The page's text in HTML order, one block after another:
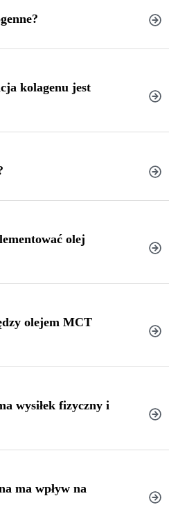
schudnąć
kolagenu jest
olej
olejem MCT
wysiłek fizyczny i
ma wpływ na